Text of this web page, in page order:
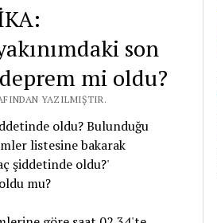
son
mi oldu?
YAZILMIŞTIR.
oldu? Bulunduğu
listesine bakarak
şiddetinde oldu?'
mu?